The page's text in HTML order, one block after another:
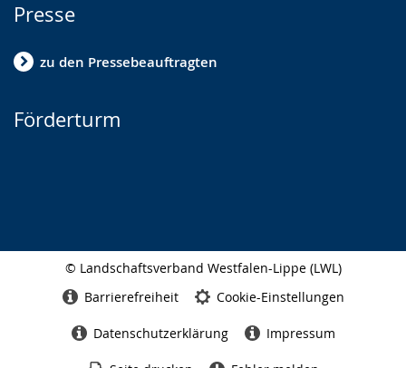
Presse
zu den Pressebeauftragten
Förderturm
© Landschaftsverband Westfalen-Lippe (LWL)
Barrierefreiheit Cookie-Einstellungen
Datenschutzerklärung Impressum